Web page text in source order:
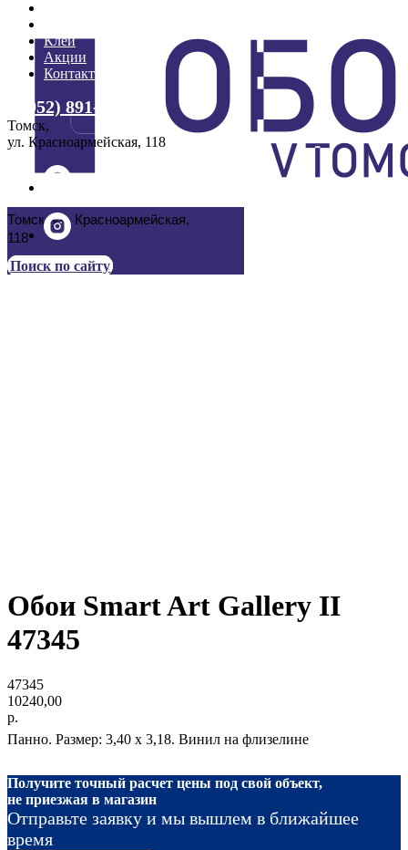
Томск, ул. Красноармейская,
118
Клей
Акции
Контакты
8 (952) 891-51-98
Томск,
ул. Красноармейская, 118
Поиск по сайту
Обои Smart Art Gallery II
47345
47345
10240,00
р.
Панно. Размер: 3,40 x 3,18. Винил на флизелине
Получите точный расчет цены под свой объект,
не приезжая в магазин
Отправьте заявку и мы вышлем в ближайшее
время